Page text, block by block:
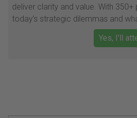
deliver clarity and value. With
today’s strategic dilemmas and
Yes, I'll